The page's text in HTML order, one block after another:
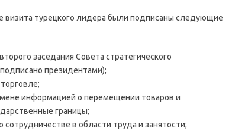
визита турецкого лидера были подписаны следующие
заседания Совета стратегического
президентами);
информацией о перемещении товаров и
границы;
в области труда и занятости;